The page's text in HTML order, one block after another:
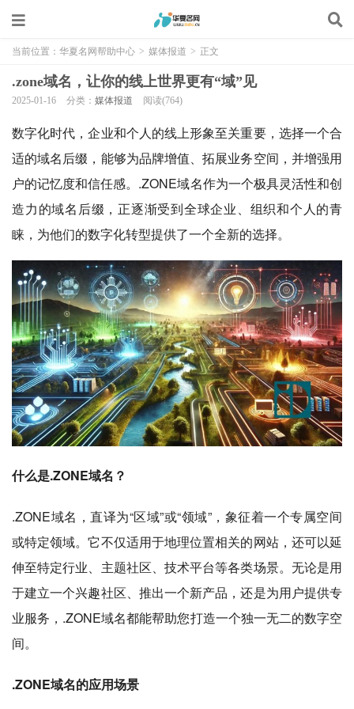
当前位置： 华夏名网帮助中心 > 媒体报道 > 正文
.zone域名，让你的线上世界更有“域”见
2025-01-16 分类： 媒体报道 阅读(764)
数字化时代，企业和个人的线上形象至关重要，选择一个合
适的域名后缀，能够为品牌增值、拓展业务空间，并增强用
户的记忆度和信任感。.ZONE域名作为一个极具灵活性和创
造力的域名后缀，正逐渐受到全球企业、组织和个人的青
睐，为他们的数字化转型提供了一个全新的选择。
什么是.ZONE域名？
.ZONE域名，直译为“区域”或“领域”，象征着一个专属空间
或特定领域。它不仅适用于地理位置相关的网站，还可以延
伸至特定行业、主题社区、技术平台等各类场景。无论是用
于建立一个兴趣社区、推出一个新产品，还是为用户提供专
业服务，.ZONE域名都能帮助您打造一个独一无二的数字空
间。
.ZONE域名的应用场景